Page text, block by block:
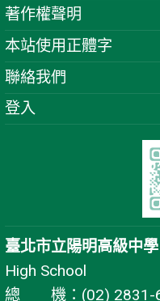
著作權聲明
本站使用正體字
聯絡我們
登入
臺北市立陽明高級中學
High School
總 機：(02) 2831-